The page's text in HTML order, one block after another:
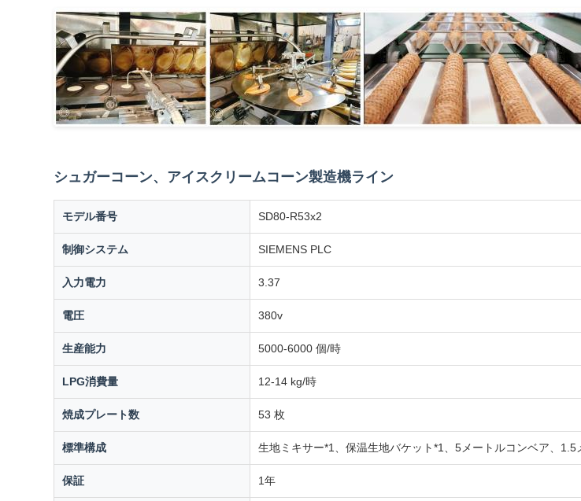
シュガーコーン、アイスクリームコーン製造機ライン
モデル番号 SD80-R53x2
制御システム SIEMENS PLC
入力電力 3.37
電圧 380v
生産能力 5000-6000 個/時
LPG消費量 12-14 kg/時
焼成プレート数 53 枚
標準構成 生地ミキサー*1、保温生地バケット*1、5メートルコンベア、1.5
保証 1年